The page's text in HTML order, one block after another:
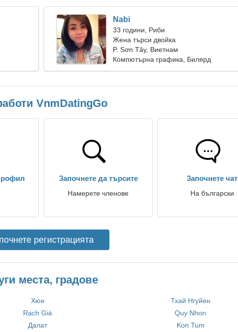
Nabi
33 години, Риби
Жена търси двойка
P. Sơn Tây, Виетнам
Компютърна графика, Билярд
VnmDatingGo
Започнете да търсите
Намерете членове
Започнете чат
На български
регистрацията
места, градове
Хюе
Тхай Нгуйен
Rạch Giá
Quy Nhon
Далат Kon Tum